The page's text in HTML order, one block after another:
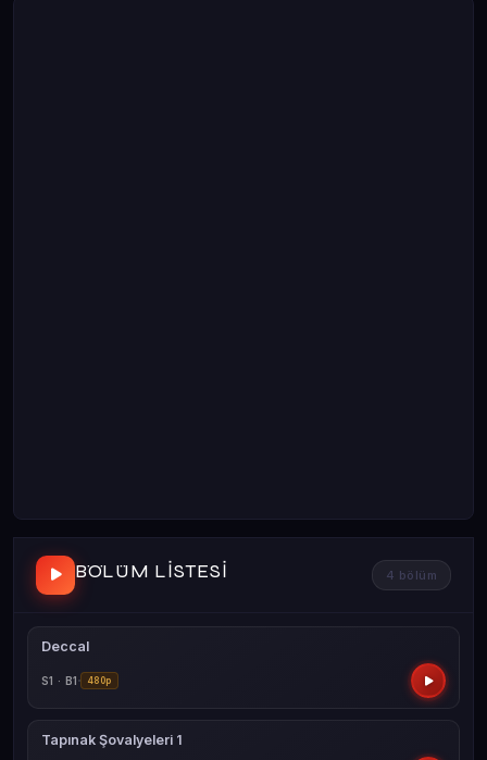
BÖLÜM LISTESI 4 bölüm
Deccal
S1 · B1 480p
Tapınak Şovalyeleri 1